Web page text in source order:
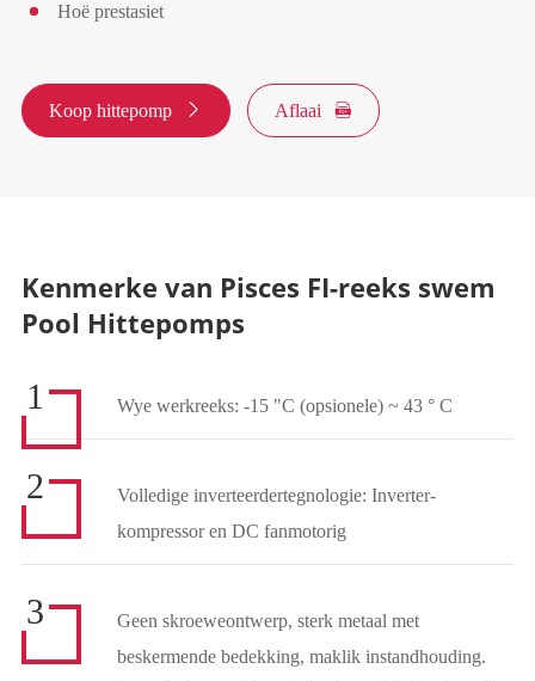
Hoë prestasiet
Koop hittepomp  Aflaai 
Kenmerke van Pisces FI-reeks swem
Pool Hittepomps
1 Wye werkreeks: -15 "C (opsionele) ~ 43 ° C
2
Volledige inverteerdertegnologie: Inverter-
kompressor en DC fanmotorig
3
Geen skroeweontwerp, sterk metaal met
beskermende bedekking, maklik instandhouding.